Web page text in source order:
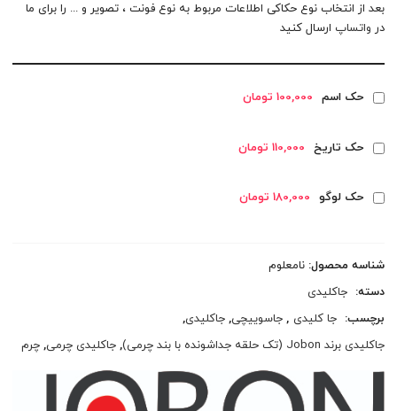
بعد از انتخاب نوع حکاکی اطلاعات مربوط به نوع فونت ، تصویر و ... را برای ما
در واتساپ ارسال کنید
حک اسم 100,000 تومان
حک تاریخ 110,000 تومان
حک لوگو 180,000 تومان
شناسه محصول:نامعلوم
دسته: جاکلیدی
برچسب: جا کلیدی ,جاسوییچی,جاکلیدی,
جاکلیدی برند Jobon (تک حلقه جداشونده با بند چرمی)
,جاکلیدی چرمی,چرم